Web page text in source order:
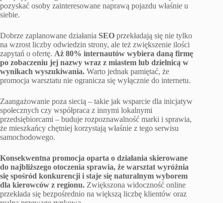
pozyskać osoby zainteresowane naprawą pojazdu właśnie u
siebie.
Dobrze zaplanowane działania SEO przekładają się nie tylko
na wzrost liczby odwiedzin strony, ale też zwiększenie ilości
zapytań o ofertę. Aż 80% internautów wybiera daną firmę
po zobaczeniu jej nazwy wraz z miastem lub dzielnicą w
wynikach wyszukiwania. Warto jednak pamiętać, że
promocja warsztatu nie ogranicza się wyłącznie do internetu.
Zaangażowanie poza siecią – takie jak wsparcie dla inicjatyw
społecznych czy współpraca z innymi lokalnymi
przedsiębiorcami – buduje rozpoznawalność marki i sprawia,
że mieszkańcy chętniej korzystają właśnie z tego serwisu
samochodowego.
Konsekwentna promocja oparta o działania skierowane
do najbliższego otoczenia sprawia, że warsztat wyróżnia
się spośród konkurencji i staje się naturalnym wyborem
dla kierowców z regionu. Zwiększona widoczność online
przekłada się bezpośrednio na większą liczbę klientów oraz